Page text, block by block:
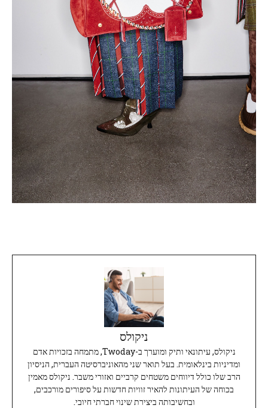
ניקולס
ניקולס, עיתונאי ותיק ומוערך ב-Twoday, מתמחה בזכויות אדם
ומדיניות בינלאומית. בעל תואר שני מהאוניברסיטה העברית, הניסיון
הרב שלו כולל דיווחים משטחים קרביים ואזורי משבר. ניקולס מאמין
בכוחה של העיתונות להאיר זוויות חדשות על סיפורים מורכבים,
ובחשיבותה ביצירת שינוי חברתי חיובי.